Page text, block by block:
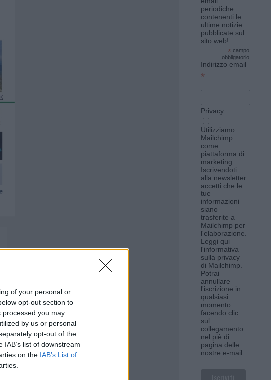
of your personal or
opt-out section to
processed you may
by us or personal
opt-out of the
list of downstream
on the IAB’s List of
periodiche
contenenti le
ultime notizie
pubblicate sul
sito web!
* campo
obbligatorio
Indirizzo email
*
Privacy
Utilizziamo
Mailchimp
come
piattaforma di
marketing.
Iscrivendoti
alla newsletter
accetti che le
tue
informazioni
siano
trasferite a
Mailchimp per
l'elaborazione.
Leggi qui
l'informativa
sulla privacy
di Mailchimp.
Potrai
annullare
l'iscrizione in
qualsiasi
momento
facendo clic
sul
collegamento
nel piè di
pagina delle
nostre e-mail.